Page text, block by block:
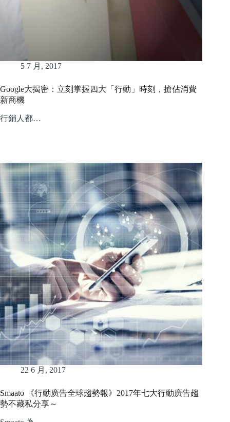
5 7 月, 2017
Google大揭密：立刻掌握四大「行動」時刻，搶佔消費
新商機
行銷人都…
22 6 月, 2017
Smaato 《行動廣告全球趨勢報》2017年七大行動廣告趨
勢不藏私分享～